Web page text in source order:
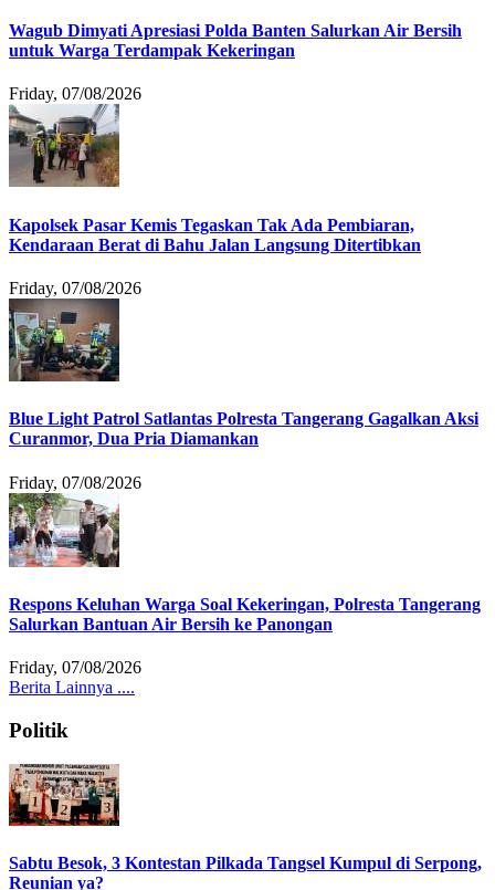
Wagub Dimyati Apresiasi Polda Banten Salurkan Air Bersih
untuk Warga Terdampak Kekeringan
Friday, 07/08/2026
Kapolsek Pasar Kemis Tegaskan Tak Ada Pembiaran,
Kendaraan Berat di Bahu Jalan Langsung Ditertibkan
Friday, 07/08/2026
Blue Light Patrol Satlantas Polresta Tangerang Gagalkan Aksi
Curanmor, Dua Pria Diamankan
Friday, 07/08/2026
Respons Keluhan Warga Soal Kekeringan, Polresta Tangerang
Salurkan Bantuan Air Bersih ke Panongan
Friday, 07/08/2026
Berita Lainnya ....
Politik
Sabtu Besok, 3 Kontestan Pilkada Tangsel Kumpul di Serpong,
Reunian ya?